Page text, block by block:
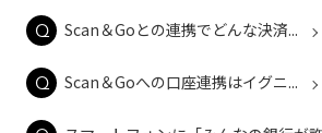
Scan＆Goとの連携でどんな決済...
Scan＆Goへの口座連携はイグニ...